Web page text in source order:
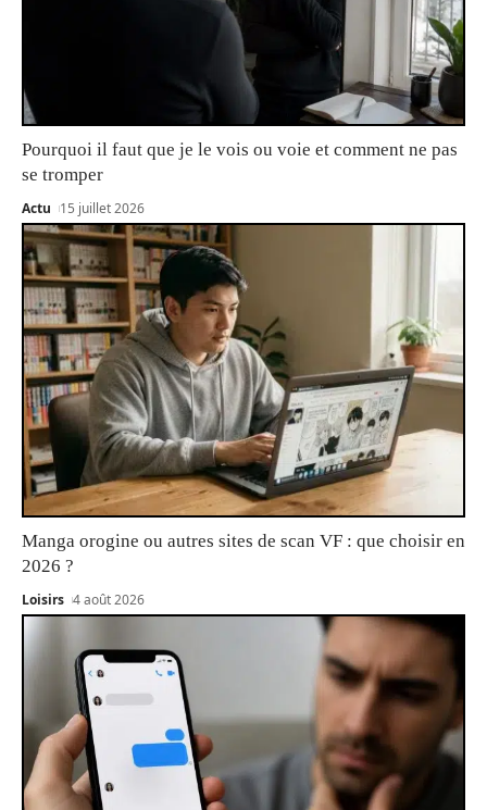
Pourquoi il faut que je le vois ou voie et comment ne pas
se tromper
Actu 15 juillet 2026
Manga orogine ou autres sites de scan VF : que choisir en
2026 ?
Loisirs 4 août 2026